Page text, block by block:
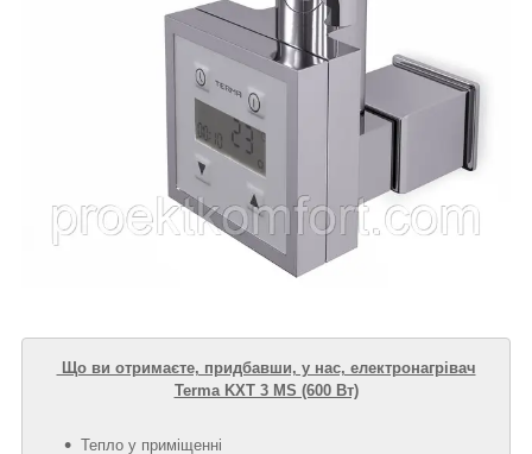
Що ви отримаєте, придбавши, у нас, електронагрівач
Terma KXT 3 MS (600 Вт)
Тепло у приміщенні